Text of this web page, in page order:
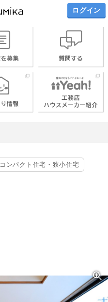
ログイン
コンパクト住宅・狭小住宅